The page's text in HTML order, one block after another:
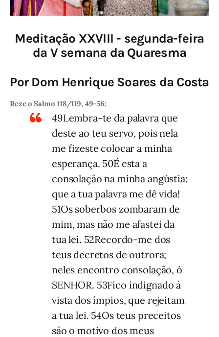
Meditação XXVIII - segunda-feira
da V semana da Quaresma
Por Dom Henrique Soares da Costa
Reze o Salmo 118/119, 49-56:
49Lembra-te da palavra que
deste ao teu servo, pois nela
me fizeste colocar a minha
esperança. 50É esta a
consolação na minha angústia:
que a tua palavra me dê vida!
51Os soberbos zombaram de
mim, mas não me afastei da
tua lei. 52Recordo-me dos
teus decretos de outrora;
neles encontro consolação, ó
SENHOR. 53Fico indignado à
vista dos ímpios, que rejeitam
a tua lei. 54Os teus preceitos
são o motivo dos meus